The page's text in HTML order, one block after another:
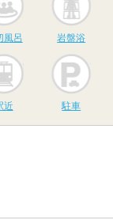
風呂 岩盤浴
近 駐車